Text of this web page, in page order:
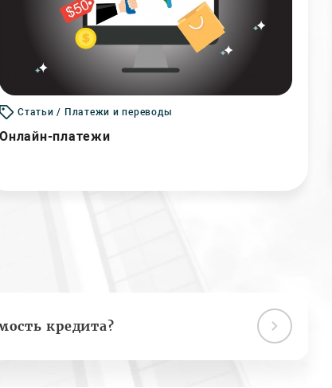
Статьи / Платежи и переводы
Онлайн-платежи
кредита?